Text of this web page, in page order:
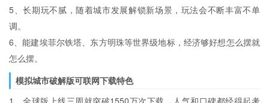
5、长期玩不腻，随着城市发展解锁新场景，玩法会不断丰富不单
调。
6、能建埃菲尔铁塔、东方明珠等世界级地标，经济够好想怎么摆就
怎么摆。
模拟城市破解版可联网下载特色
1、全球版上线三周就突破1550万次下载，人气和口碑都经得起考